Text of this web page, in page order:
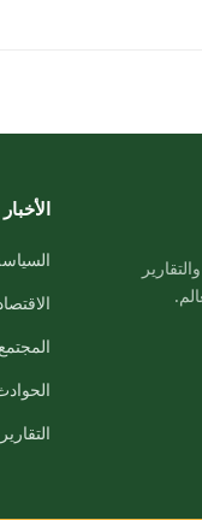
الأخبار
التقارير